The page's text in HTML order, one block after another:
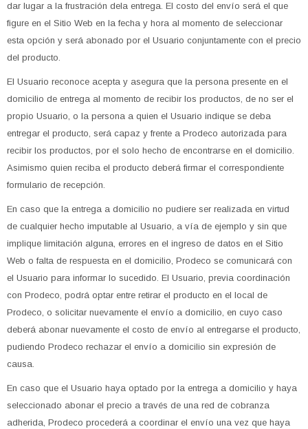
dar lugar a la frustración dela entrega. El costo del envío será el que
figure en el Sitio Web en la fecha y hora al momento de seleccionar
esta opción y será abonado por el Usuario conjuntamente con el precio
del producto.
El Usuario reconoce acepta y asegura que la persona presente en el
domicilio de entrega al momento de recibir los productos, de no ser el
propio Usuario, o la persona a quien el Usuario indique se deba
entregar el producto, será capaz y frente a Prodeco autorizada para
recibir los productos, por el solo hecho de encontrarse en el domicilio.
Asimismo quien reciba el producto deberá firmar el correspondiente
formulario de recepción.
En caso que la entrega a domicilio no pudiere ser realizada en virtud
de cualquier hecho imputable al Usuario, a vía de ejemplo y sin que
implique limitación alguna, errores en el ingreso de datos en el Sitio
Web o falta de respuesta en el domicilio, Prodeco se comunicará con
el Usuario para informar lo sucedido. El Usuario, previa coordinación
con Prodeco, podrá optar entre retirar el producto en el local de
Prodeco, o solicitar nuevamente el envío a domicilio, en cuyo caso
deberá abonar nuevamente el costo de envío al entregarse el producto,
pudiendo Prodeco rechazar el envío a domicilio sin expresión de
causa.
En caso que el Usuario haya optado por la entrega a domicilio y haya
seleccionado abonar el precio a través de una red de cobranza
adherida, Prodeco procederá a coordinar el envío una vez que haya